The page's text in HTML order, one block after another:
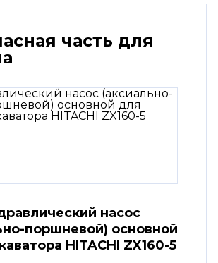
часть для
насос
поршневой) основной
HITACHI ZX160-5